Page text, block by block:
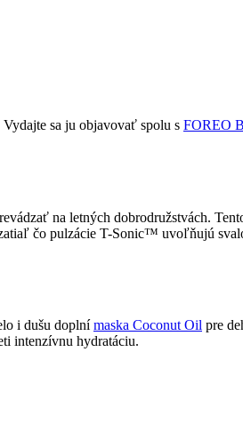
Vydajte sa ju objavovať spolu s FOREO
na letných dobrodružstvách.
čo pulzácie T-Sonic™ uvoľňujú
i dušu doplnímaska Coconut Oil pre
intenzívnu hydratáciu.